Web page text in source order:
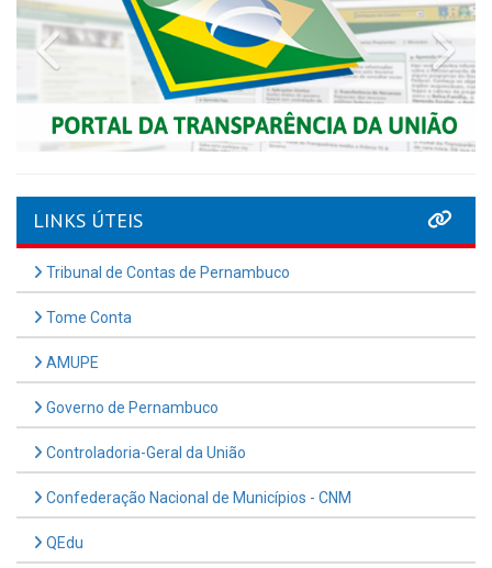
Previous
LINKS ÚTEIS
Tribunal de Contas de Pernambuco
Tome Conta
AMUPE
Governo de Pernambuco
Controladoria-Geral da União
Confederação Nacional de Municípios - CNM
QEdu